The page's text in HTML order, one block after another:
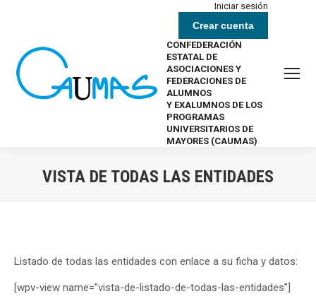
Iniciar sesión
Crear cuenta
CONFEDERACIÓN
ESTATAL DE
ASOCIACIONES Y
FEDERACIONES DE
ALUMNOS
Y EXALUMNOS DE LOS
PROGRAMAS
UNIVERSITARIOS DE
MAYORES (CAUMAS)
VISTA DE TODAS LAS ENTIDADES
Listado de todas las entidades con enlace a su ficha y datos:
[wpv-view name=”vista-de-listado-de-todas-las-entidades”]